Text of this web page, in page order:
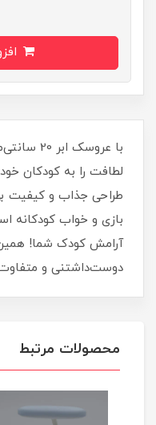
لطافت را به کودکان
طراحی جذاب و کیفیت
بازی و خواب کودکانه
آرامش کودک شما!
دوست‌داشتنی و متفاوت
محصولات مرتبط